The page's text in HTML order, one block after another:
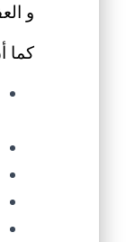
و
كما